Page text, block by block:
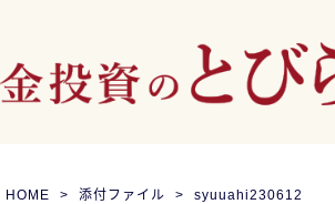
HOME 添付ファイル syuuahi230612